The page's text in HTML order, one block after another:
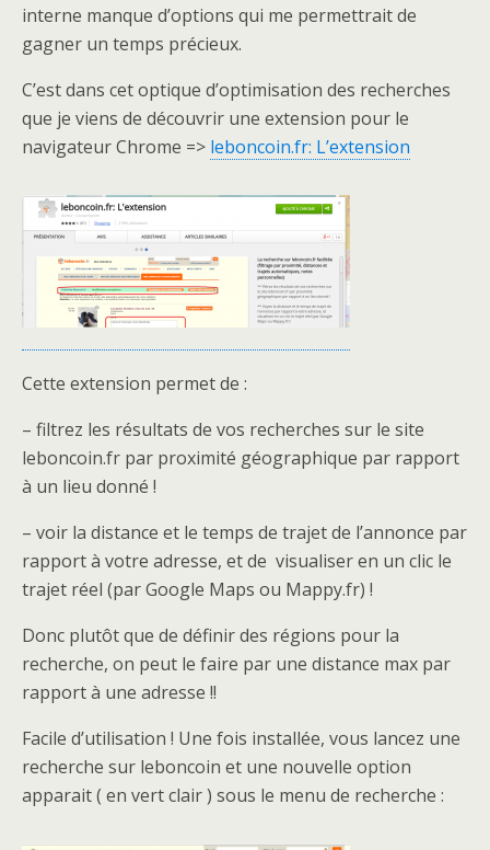
interne manque d’options qui me permettrait de
gagner un temps précieux.
C’est dans cet optique d’optimisation des recherches
que je viens de découvrir une extension pour le
navigateur Chrome => leboncoin.fr: L’extension
Cette extension permet de :
– filtrez les résultats de vos recherches sur le site
leboncoin.fr par proximité géographique par rapport
à un lieu donné !
– voir la distance et le temps de trajet de l’annonce par
rapport à votre adresse, et de visualiser en un clic le
trajet réel (par Google Maps ou Mappy.fr) !
Donc plutôt que de définir des régions pour la
recherche, on peut le faire par une distance max par
rapport à une adresse !!
Facile d’utilisation ! Une fois installée, vous lancez une
recherche sur leboncoin et une nouvelle option
apparait ( en vert clair ) sous le menu de recherche :